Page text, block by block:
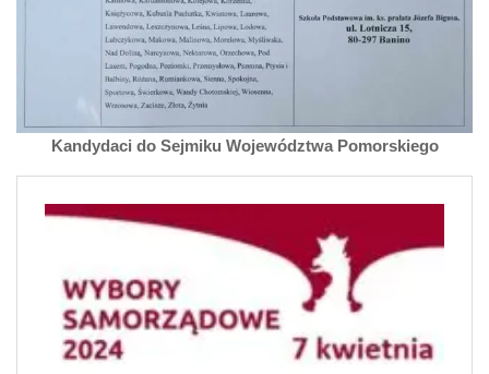
Kandydaci do Sejmiku Województwa Pomorskiego